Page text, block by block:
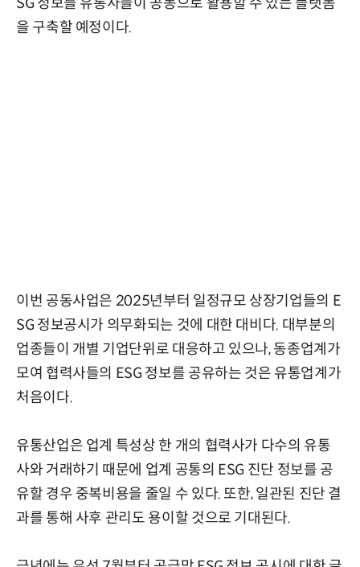
을 구축할 예정이다.
이번 공동사업은 2025년부터 일정규모 상장기업들의 E
SG 정보공시가 의무화되는 것에 대한 대비다. 대부분의
업종들이 개별 기업단위로 대응하고 있으나, 동종업계가
모여 협력사들의 ESG 정보를 공유하는 것은 유통업계가
처음이다.
유통산업은 업계 특성상 한 개의 협력사가 다수의 유통
사와 거래하기 때문에 업계 공통의 ESG 진단 정보를 공
유할 경우 중복비용을 줄일 수 있다. 또한, 일관된 진단 결
과를 통해 사후 관리도 용이할 것으로 기대된다.